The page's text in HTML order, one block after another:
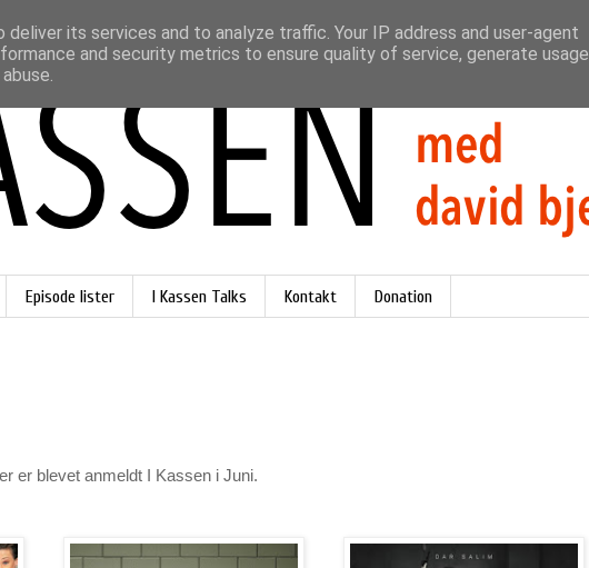
Episode lister I Kassen Talks Kontakt Donation
er blevet anmeldt I Kassen i Juni.
its services and to analyze traffic. Your IP address and user-agent
and security metrics to ensure quality of service, generate usage